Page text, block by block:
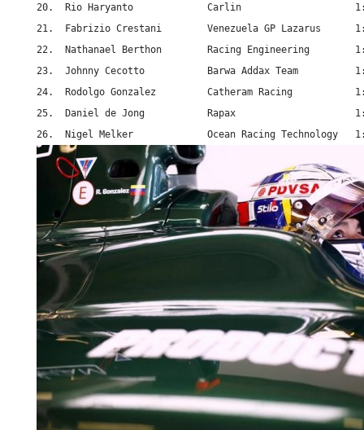
20.  Rio Haryanto             Carlin
21.  Fabrizio Crestani        Venezuela GP Lazarus
22.  Nathanael Berthon        Racing Engineering
23.  Johnny Cecotto           Barwa Addax Team
24.  Rodolgo Gonzalez         Catheram Racing
25.  Daniel de Jong           Rapax
26.  Nigel Melker             Ocean Racing Technology